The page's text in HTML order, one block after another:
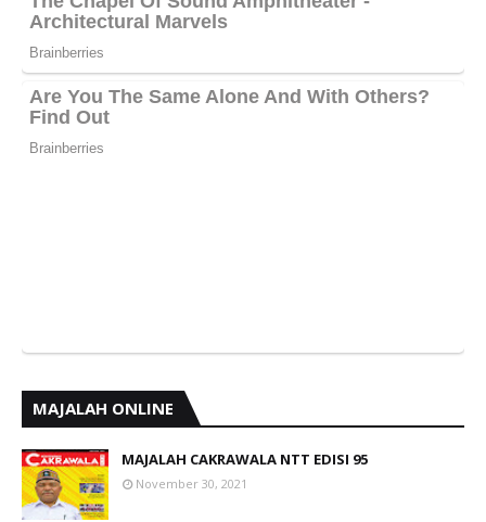
MAJALAH ONLINE
MAJALAH CAKRAWALA NTT EDISI 95
November 30, 2021